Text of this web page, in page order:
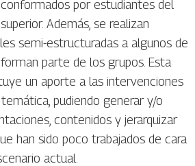
por estudiantes del
Además, se realizan
semi-estructuradas a algunos de
parte de los grupos. Esta
un aporte a las intervenciones
pudiendo generar y/o
contenidos y jerarquizar
han sido poco trabajados de cara
actual.